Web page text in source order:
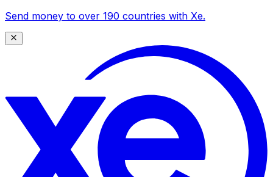
Send money to over 190 countries with Xe.